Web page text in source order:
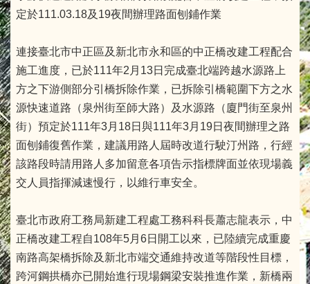
定於111.03.18及19夜間辦理路面刨鋪作業
連接臺北市中正區及新北市永和區的中正橋改建工程配合
施工進度，已於111年2月13日完成臺北端跨越水源路上
方之下游側部分引橋拆除作業，已拆除引橋範圍下方之水
源快速道路（泉州街至師大路）及水源路（廈門街至泉州
街）預定於111年3月18日與111年3月19日夜間辦理之路
面刨鋪復舊作業，建議用路人屆時改道行駛汀州路，行經
該路段時請用路人多加留意各項告示指標牌面並依現場義
交人員指揮減速慢行，以維行車安全。
臺北市政府工務局新建工程處工務科科長蕭志龍表示，中
正橋改建工程自108年5月6日開工以來，已陸續完成重慶
南路高架橋拆除及新北市端交通維持改道等階段性目標，
跨河鋼拱橋亦已開始進行現場鋼梁安裝推進作業，新橋兩